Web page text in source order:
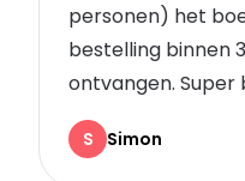
personen) het
bestelling binnen
ontvangen. Super
S Simon